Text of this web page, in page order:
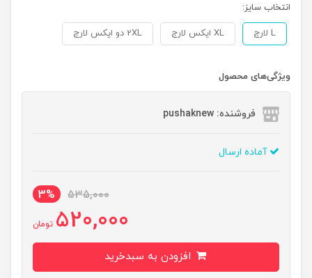
انتخاب سایز:
L لارج XL ایکس لارج 2XL دو ایکس لارج
ویژگی‌های محصول
فروشنده: pushaknew
آماده ارسال
535,000
3%
520,000 تومان